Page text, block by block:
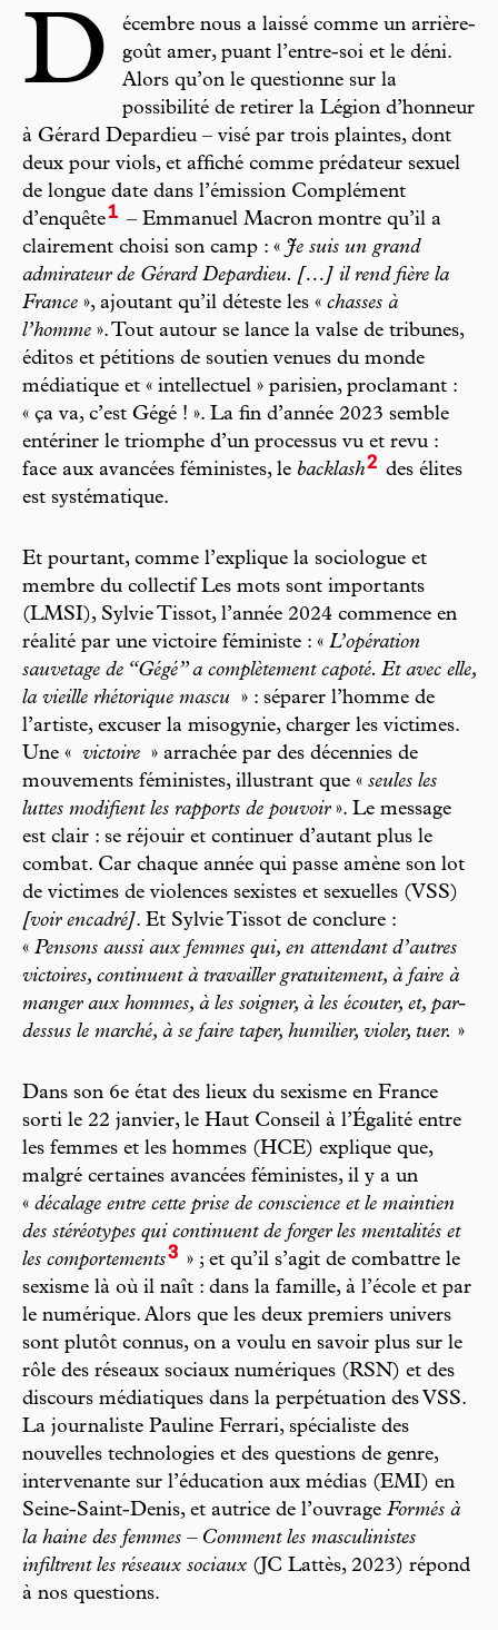
D
écembre nous a laissé comme un arrière-
goût amer, puant l’entre-soi et le déni.
Alors qu’on le questionne sur la
possibilité de retirer la Légion d’honneur
à Gérard Depardieu – visé par trois plaintes, dont
deux pour viols, et affiché comme prédateur sexuel
de longue date dans l’émission Complément
d’enquête1 – Emmanuel Macron montre qu’il a
clairement choisi son camp : « Je suis un grand
admirateur de Gérard Depardieu. […] il rend fière la
France », ajoutant qu’il déteste les « chasses à
l’homme ». Tout autour se lance la valse de tribunes,
éditos et pétitions de soutien venues du monde
médiatique et « intellectuel » parisien, proclamant :
« ça va, c’est Gégé ! ». La fin d’année 2023 semble
entériner le triomphe d’un processus vu et revu :
face aux avancées féministes, le backlash2 des élites
est systématique.
Et pourtant, comme l’explique la sociologue et
membre du collectif Les mots sont importants
(LMSI), Sylvie Tissot, l’année 2024 commence en
réalité par une victoire féministe : « L’opération
sauvetage de “Gégé” a complètement capoté. Et avec elle,
la vieille rhétorique mascu » : séparer l’homme de
l’artiste, excuser la misogynie, charger les victimes.
Une « victoire » arrachée par des décennies de
mouvements féministes, illustrant que « seules les
luttes modifient les rapports de pouvoir». Le message
est clair : se réjouir et continuer d’autant plus le
combat. Car chaque année qui passe amène son lot
de victimes de violences sexistes et sexuelles (VSS)
[voir encadré]. Et Sylvie Tissot de conclure :
« Pensons aussi aux femmes qui, en attendant d’autres
victoires, continuent à travailler gratuitement, à faire à
manger aux hommes, à les soigner, à les écouter, et, par-
dessus le marché, à se faire taper, humilier, violer, tuer. »
Dans son 6e état des lieux du sexisme en France
sorti le 22 janvier, le Haut Conseil à l’Égalité entre
les femmes et les hommes (HCE) explique que,
malgré certaines avancées féministes, il y a un
« décalage entre cette prise de conscience et le maintien
des stéréotypes qui continuent de forger les mentalités et
les comportements3 » ; et qu’il s’agit de combattre le
sexisme là où il naît : dans la famille, à l’école et par
le numérique. Alors que les deux premiers univers
sont plutôt connus, on a voulu en savoir plus sur le
rôle des réseaux sociaux numériques (RSN) et des
discours médiatiques dans la perpétuation des VSS.
La journaliste Pauline Ferrari, spécialiste des
nouvelles technologies et des questions de genre,
intervenante sur l’éducation aux médias (EMI) en
Seine-Saint-Denis, et autrice de l’ouvrage Formés à
la haine des femmes – Comment les masculinistes
infiltrent les réseaux sociaux (JC Lattès, 2023) répond
à nos questions.